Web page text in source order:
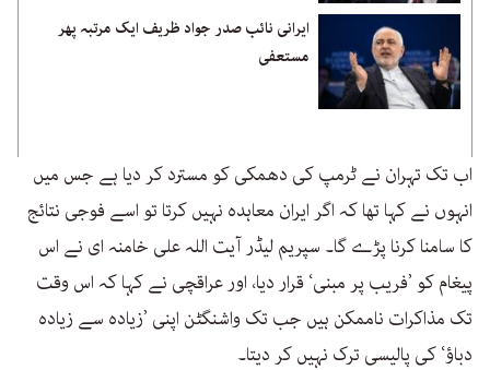
ایرانی نائب صدر جواد ظریف ایک مرتبہ پھر
مستعفی
اب تک تہران نے ٹرمپ کی دھمکی کو مسترد کر دیا ہے جس میں
انہوں نے کہا تھا کہ اگر ایران معاہدہ نہیں کرتا تو اسے فوجی نتائج
کا سامنا کرنا پڑے گا۔ سپریم لیڈر آیت اللہ علی خامنہ ای نے اس
پیغام کو ’فریب پر مبنی‘ قرار دیا، اور عراقچی نے کہا کہ اس وقت
تک مذاکرات ناممکن ہیں جب تک واشنگٹن اپنی ’زیادہ سے زیادہ
دباؤ‘ کی پالیسی ترک نہیں کر دیتا۔